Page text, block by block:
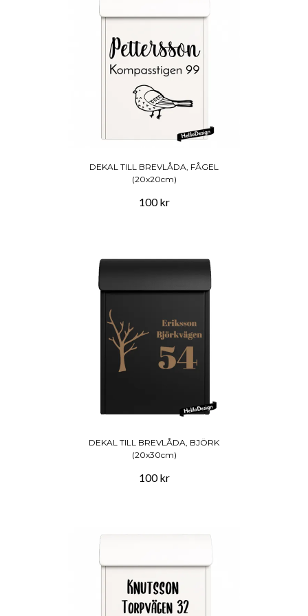
DEKAL TILL BREVLÅDA, FÅGEL
(20x20cm)
100 kr
DEKAL TILL BREVLÅDA, BJÖRK
(20x30cm)
100 kr